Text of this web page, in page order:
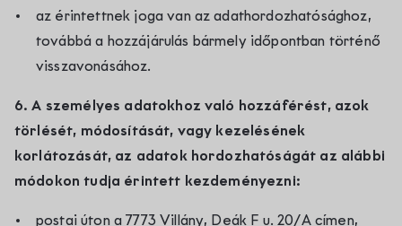
az érintettnek joga van az adathordozhatósághoz,
továbbá a hozzájárulás bármely időpontban történő
visszavonásához.
6. A személyes adatokhoz való hozzáférést, azok
törlését, módosítását, vagy kezelésének
korlátozását, az adatok hordozhatóságát az alábbi
módokon tudja érintett kezdeményezni:
postai úton a 7773 Villány, Deák F u. 20/A címen,